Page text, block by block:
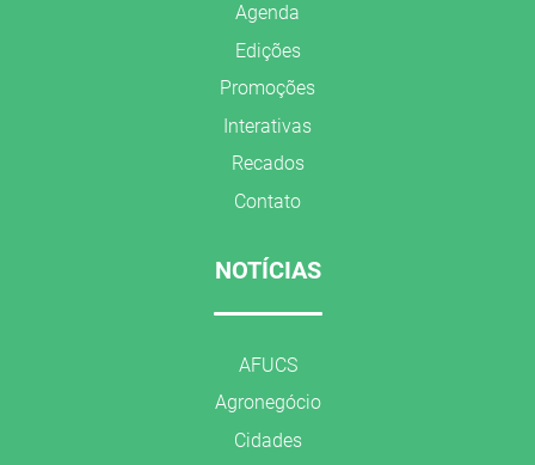
Agenda
Edições
Promoções
Interativas
Recados
Contato
NOTÍCIAS
AFUCS
Agronegócio
Cidades